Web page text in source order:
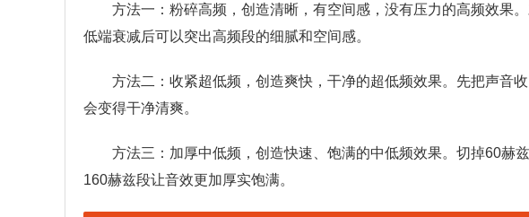
方法一：粉碎高频，创造清晰，有空间感，没有压力的高频效果
低端衰减后可以突出高频段的细腻和空间感。
方法二：收紧超低频，创造爽快，干净的超低频效果。先把声音
会变得干净清爽。
方法三：加厚中低频，创造快速、饱满的中低频效果。切掉60赫
160赫兹段让音效更加厚实饱满。